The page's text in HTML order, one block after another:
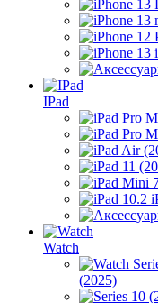
IPad
Watch
(2025)